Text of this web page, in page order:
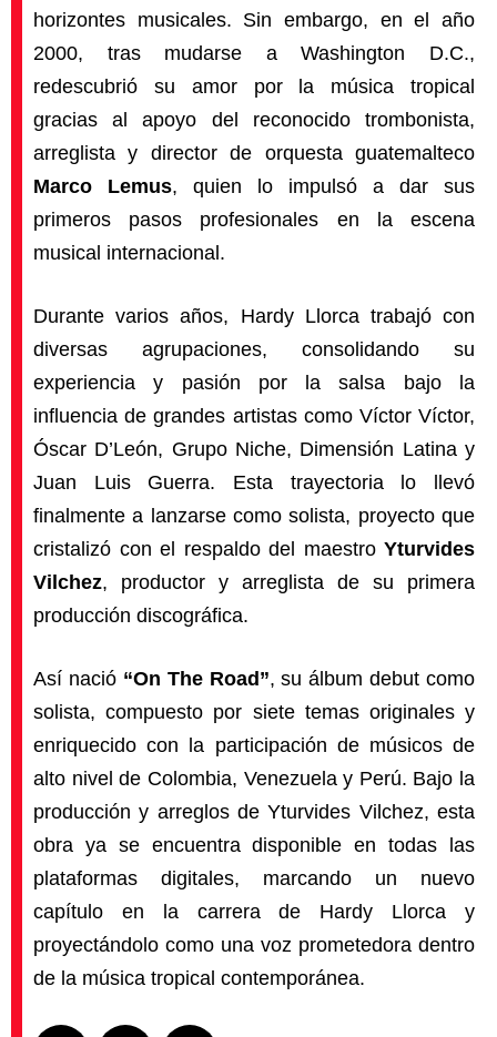
horizontes musicales. Sin embargo, en el año
2000, tras mudarse a Washington D.C.,
redescubrió su amor por la música tropical
gracias al apoyo del reconocido trombonista,
arreglista y director de orquesta guatemalteco
Marco Lemus, quien lo impulsó a dar sus
primeros pasos profesionales en la escena
musical internacional.
Durante varios años, Hardy Llorca trabajó con
diversas agrupaciones, consolidando su
experiencia y pasión por la salsa bajo la
influencia de grandes artistas como Víctor Víctor,
Óscar D’León, Grupo Niche, Dimensión Latina y
Juan Luis Guerra. Esta trayectoria lo llevó
finalmente a lanzarse como solista, proyecto que
cristalizó con el respaldo del maestro Yturvides
Vilchez, productor y arreglista de su primera
producción discográfica.
Así nació “On The Road”, su álbum debut como
solista, compuesto por siete temas originales y
enriquecido con la participación de músicos de
alto nivel de Colombia, Venezuela y Perú. Bajo la
producción y arreglos de Yturvides Vilchez, esta
obra ya se encuentra disponible en todas las
plataformas digitales, marcando un nuevo
capítulo en la carrera de Hardy Llorca y
proyectándolo como una voz prometedora dentro
de la música tropical contemporánea.